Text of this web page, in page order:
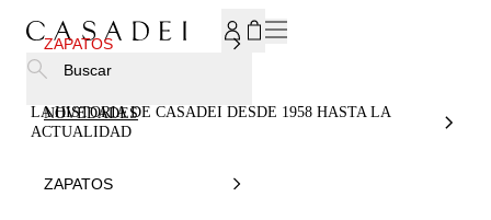
ZAPATOS
NOVEDADES
ZAPATOS
Buscar
LA HISTORIA DE CASADEI DESDE 1958 HASTA LA
ACTUALIDAD